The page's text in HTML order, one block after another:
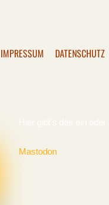
IMPRESSUM DATENSCHUTZ
Mastodon